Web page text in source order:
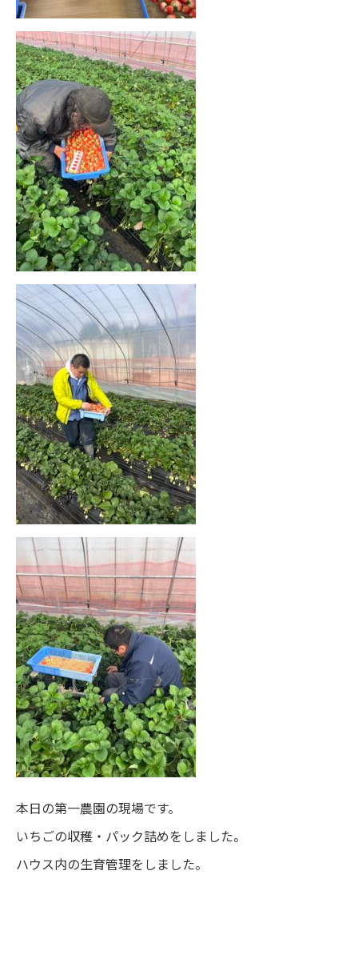
本日の第一農園の現場です。
いちごの収穫・パック詰めをしました。
ハウス内の生育管理をしました。